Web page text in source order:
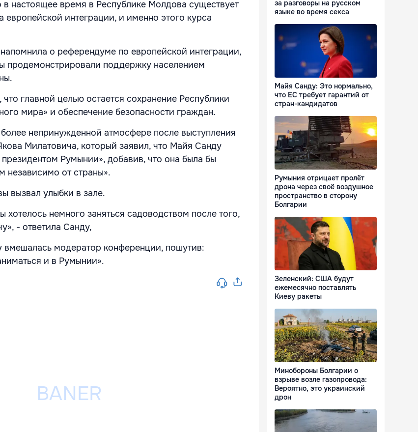
в настоящее время в Республике Молдова существует
интеграции, и именно этого курса
о референдуме по европейской интеграции,
продемонстрировали поддержку населением
главной целью остается сохранение Республики
мира» и обеспечение безопасности граждан.
непринужденной атмосфере после выступления
Милатовича, который заявил, что Майя Санду
Румынии», добавив, что она была бы
независимо от страны».
вызвал улыбки в зале.
немного заняться садоводством после того,
- ответила Санду,
вмешалась модератор конференции, пошутив:
и в Румынии».
за разговоры на русском
языке во время секса
Майя Санду: Это нормально,
что ЕС требует гарантий от
стран-кандидатов
Румыния отрицает пролёт
дрона через своё воздушное
пространство в сторону
Болгарии
Зеленский: США будут
ежемесячно поставлять
Киеву ракеты
Минобороны Болгарии о
взрыве возле газопровода:
Вероятно, это украинский
дрон